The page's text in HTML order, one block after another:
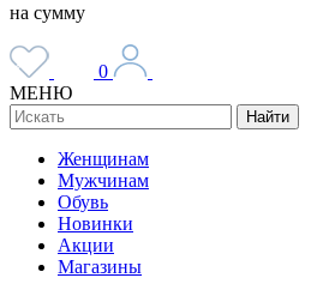
на сумму
0
МЕНЮ
Найти
Женщинам
Мужчинам
Обувь
Новинки
Акции
Магазины